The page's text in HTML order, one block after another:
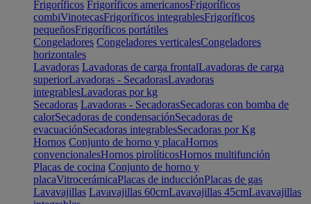
Frigoríficos Frigoríficos americanosFrigoríficos
combiVinotecasFrigoríficos integrablesFrigoríficos
pequeñosFrigoríficos portátiles
Congeladores Congeladores verticalesCongeladores
horizontales
Lavadoras Lavadoras de carga frontalLavadoras de carga
superiorLavadoras - SecadorasLavadoras
integrablesLavadoras por kg
Secadoras Lavadoras - SecadorasSecadoras con bomba de
calorSecadoras de condensaciónSecadoras de
evacuaciónSecadoras integrablesSecadoras por Kg
Hornos Conjunto de horno y placaHornos
convencionalesHornos pirolíticosHornos multifunción
Placas de cocina Conjunto de horno y
placaVitrocerámicaPlacas de inducciónPlacas de gas
Lavavajillas Lavavajillas 60cmLavavajillas 45cmLavavajillas